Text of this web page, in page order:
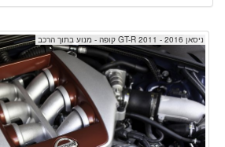
ניסאן GT-R 2011 - 2016 קופה - מנוע בתוך הרכב